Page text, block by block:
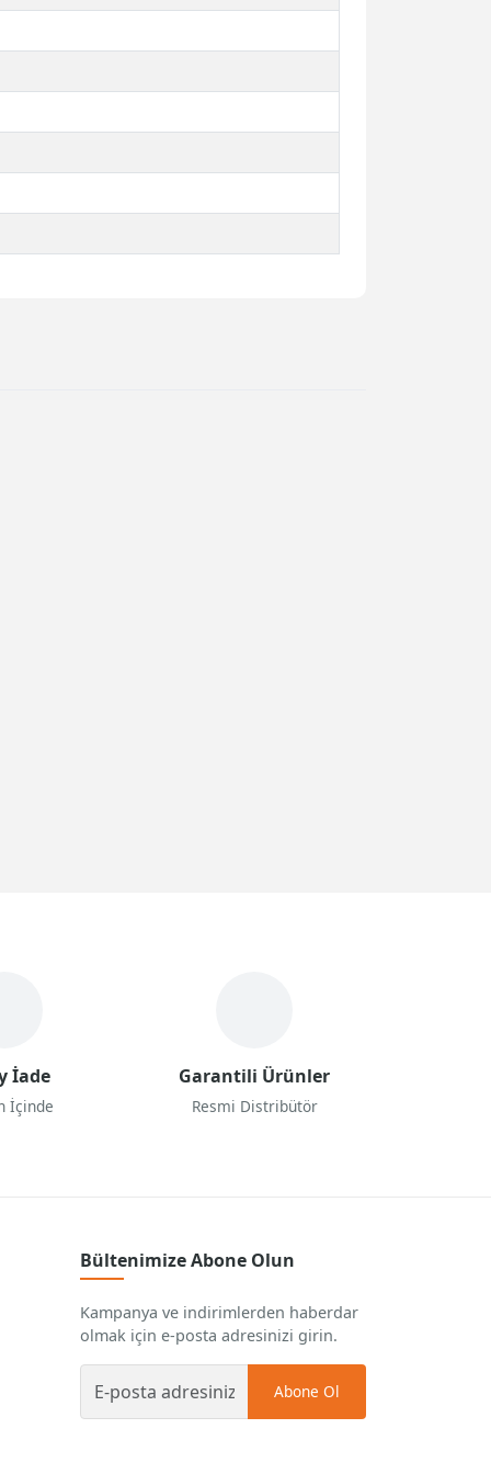
İade
İçinde
Garantili Ürünler
Resmi Distribütör
Bültenimize Abone Olun
Kampanya ve indirimlerden haberdar
olmak için e-posta adresinizi girin.
Abone Ol